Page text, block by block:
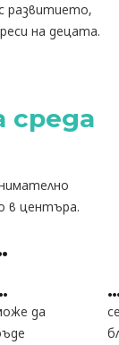
развитието,
на децата.
среда
в центъра.
да